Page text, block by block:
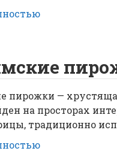
пирожки —
на просторах
традиционно